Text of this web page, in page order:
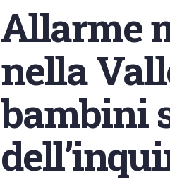
Allarme
nella
bambini